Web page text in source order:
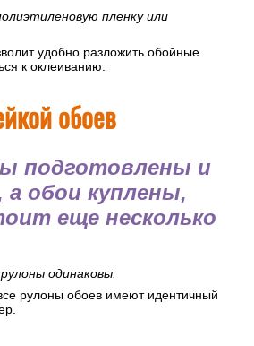
пленку или
удобно разложить обойные
к оклеиванию.
обоев
подготовлены и
а обои куплены,
еще несколько
одинаковы.
рулоны обоев имеют идентичный